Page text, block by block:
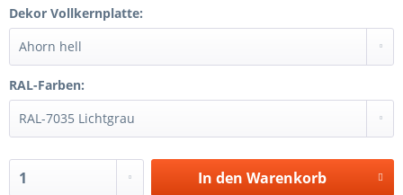
Dekor Vollkernplatte:
RAL-Farben:
In den Warenkorb